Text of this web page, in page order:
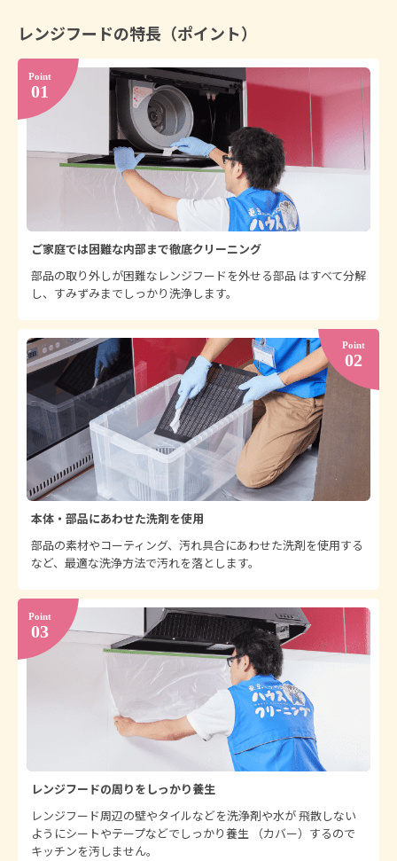
汚れ防止コーティング（シンク）
料金：5,500円
作業時間（めやす）：約15分
詳しく見る
キッチンⅡ型・アイランド型・ペニンシュ
ラ型差額
料金： 3,300
作業時間（めやす）：約30分
詳しく見る
キッチン（I型・L型・U型）間口1m追加
料金：3,300円
作業時間（めやす）：約15分
詳しく見る
キッチン（Ⅱ型・アイランド型・ペニンシ
ュラ型）間口1m追加
料金： 3,300円
作業時間（めやす）：約15分
詳しく見る
食洗機内部
料金：3,300円
作業時間（めやす）：約30分
詳しく見る
料金：3,300円
作業時間（めやす）：約30分
詳しく見る
電子レンジ内部
3,300 円
作業時間（めやす）：約30分
詳しく見る
トイレ2箇所目以降
13,200
作業時間（めやす）：約45分
詳しく見る
レンジフードの特長（ポイント）
ご家庭では困難な内部まで徹底クリーニング
部品の取り外しが困難なレンジフードを外せる部品 はすべて分解
し、すみずみまでしっかり洗浄します。
本体・部品にあわせた洗剤を使用
部品の素材やコーティング、汚れ具合にあわせた洗剤を使用する
など、最適な洗浄方法で汚れを落とします。
レンジフードの周りをしっかり養生
レンジフード周辺の壁やタイルなどを洗浄剤や水が 飛散しない
ようにシートやテープなどでしっかり養生 （カバー）するので
キッチンを汚しません。